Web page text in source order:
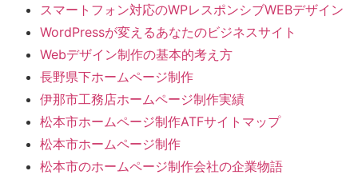
スマートフォン対応のWPレスポンシブWEBデザイン
WordPressが変えるあなたのビジネスサイト
Webデザイン制作の基本的考え方
長野県下ホームページ制作
伊那市工務店ホームページ制作実績
松本市ホームページ制作ATFサイトマップ
松本市ホームページ制作
松本市のホームページ制作会社の企業物語